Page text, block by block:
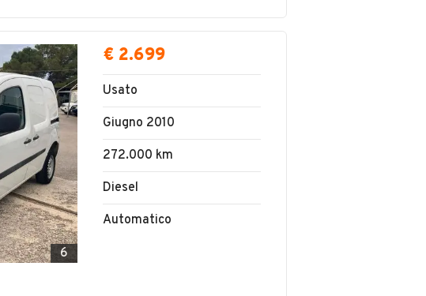
6
€ 2.699
Usato
Giugno 2010
272.000 km
Diesel
Automatico